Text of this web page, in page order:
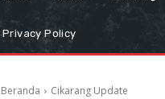
Privacy Policy
Beranda Cikarang Update